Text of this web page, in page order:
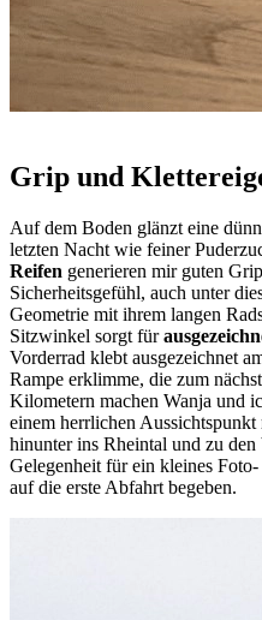
Grip und
Auf dem Boden glänzt eine
letzten Nacht wie feiner
Reifen generieren mir guten
Sicherheitsgefühl, auch unter
Geometrie mit ihrem langen
Sitzwinkel sorgt für
Vorderrad klebt ausgezeichnet
Rampe erklimme, die zum
Kilometern machen Wanja und
einem herrlichen
hinunter ins Rheintal und zu
Gelegenheit für ein kleines
auf die erste Abfahrt begeben.